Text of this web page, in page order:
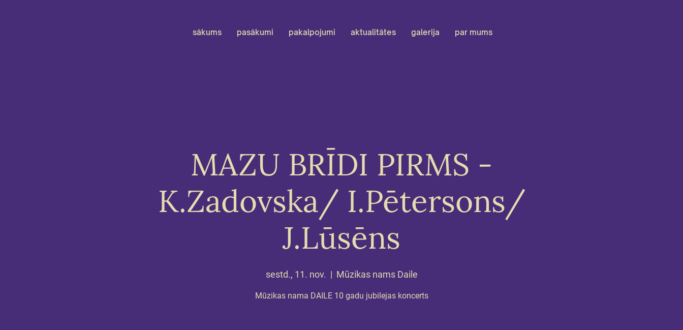
sākums pasākumi pakalpojumi aktualitātes galerija par mums
MAZU BRĪDI PIRMS -
K.Zadovska/ I.Pētersons/
J.Lūsēns
sestd., 11. nov.
  |
Mūzikas nams Daile
Mūzikas nama DAILE 10 gadu jubilejas koncerts